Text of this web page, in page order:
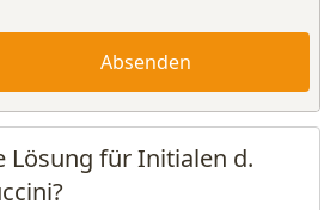
Absenden
Lösung für Initialen d.